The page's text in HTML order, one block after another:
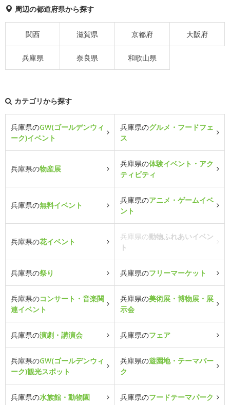
周辺の都道府県から探す
関西 滋賀県 京都府 大阪府
兵庫県 奈良県 和歌山県
カテゴリから探す
兵庫県のGW(ゴールデンウィ
ーク)イベント
兵庫県のグルメ・フードフェ
ス
兵庫県の物産展
兵庫県の体験イベント・アク
ティビティ
兵庫県の無料イベント
兵庫県のアニメ・ゲームイベ
ント
兵庫県の花イベント
兵庫県の動物ふれあいイベン
ト
兵庫県の祭り 兵庫県のフリーマーケット
兵庫県のコンサート・音楽関
連イベント
兵庫県の美術展・博物展・展
示会
兵庫県の演劇・講演会 兵庫県のフェア
兵庫県のGW(ゴールデンウィ
ーク)観光スポット
兵庫県の遊園地・テーマパー
ク
兵庫県の水族館・動物園 兵庫県のフードテーマパーク